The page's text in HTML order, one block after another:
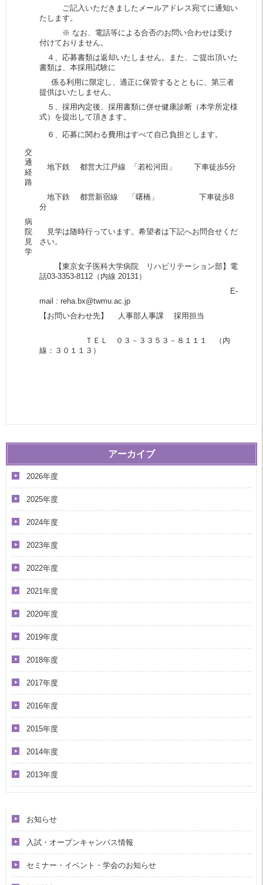
ご記入いただきましたメールアドレス宛てに通知い
たします。
※ なお、電話等による合否のお問い合わせは受け
付けておりません。
４、応募書類は返却いたしません。また、ご提出頂いた
書類は、本採用試験に
係る利用に限定し、適正に保管するとともに、第三者
提供はいたしません。
５、採用内定後、採用書類に併せ健康診断（本学所定様
式）を提出して頂きます。
６、応募に関わる費用はすべて自己負担とします。
交
通
経
路
地下鉄 都営大江戸線 「若松河田」 下車徒歩5分
地下鉄 都営新宿線 「曙橋」 下車徒歩8
分
病
院
見
学
見学は随時行っています。希望者は下記へお問合せくだ
さい。
【東京女子医科大学病院 リハビリテーション部】電
話03-3353-8112（内線 20131）
E-
mail : reha.bx@twmu.ac.jp
【お問い合わせ先】 人事部人事課 採用担当
ＴＥＬ ０３－３３５３－８１１１ （内
線：３０１１３）
アーカイブ
2026年度
2025年度
2024年度
2023年度
2022年度
2021年度
2020年度
2019年度
2018年度
2017年度
2016年度
2015年度
2014年度
2013年度
お知らせ
入試・オープンキャンパス情報
セミナー・イベント・学会のお知らせ